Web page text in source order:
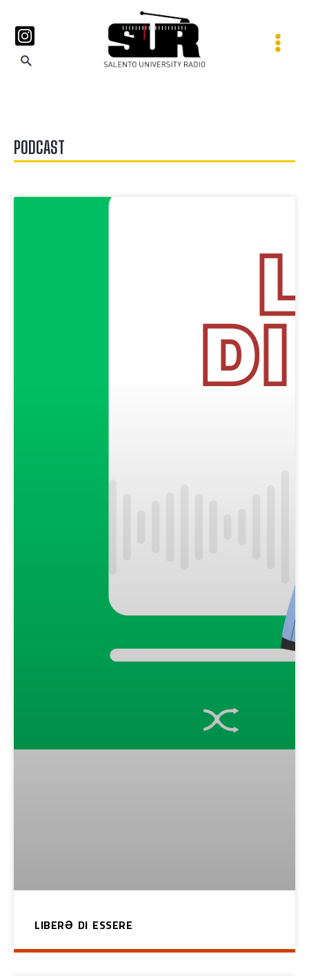
PODCAST
LIBERƏ DI ESSERE